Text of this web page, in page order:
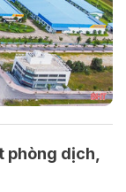
phòng dịch,